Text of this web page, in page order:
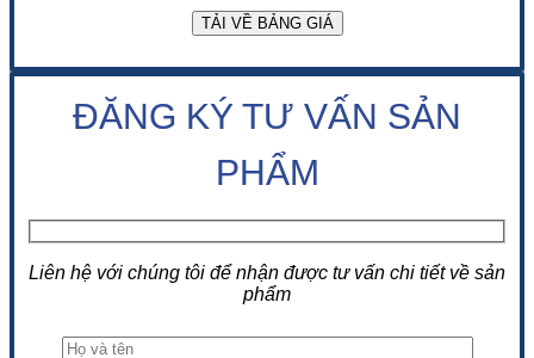
ĐĂNG KÝ TƯ VẤN SẢN
PHẨM
Liên hệ với chúng tôi để nhận được tư vấn chi tiết về sản
phẩm